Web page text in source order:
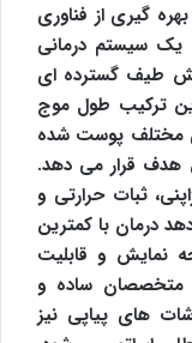
گیری از فناوری
۸۰۸ و ۱۰۶۴ نانومتر، یک سیستم درمانی
طیف گسترده ای
ترکیب طول موج
مختلف پوست شده
هدف قرار می دهد.
ثبات حرارتی و
درمان با کمترین
نمایش و قابلیت
متخصصان ساده و
های پیاپی نیز